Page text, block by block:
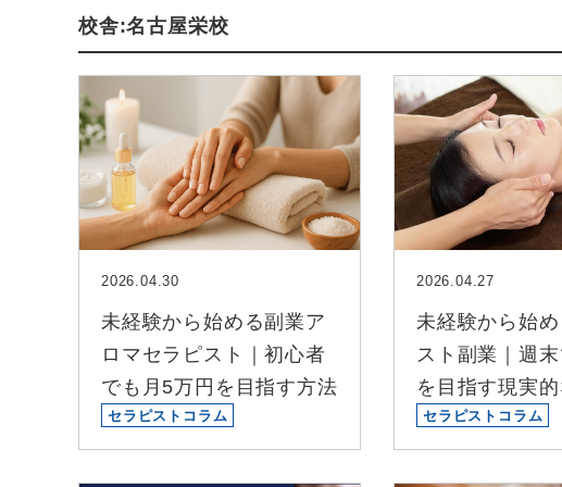
校舎:名古屋栄校
2026.04.30
未経験から始める副業ア
ロマセラピスト｜初心者
でも月5万円を目指す方法
セラピストコラム
2026.04.27
未経験から始
スト副業｜週
を目指す現実
セラピストコラム